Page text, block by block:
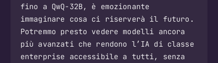
fino a QwQ-32B, è emozionante
immaginare cosa ci riserverà il futuro.
Potremmo presto vedere modelli ancora
più avanzati che rendono l’IA di classe
enterprise accessibile a tutti, senza